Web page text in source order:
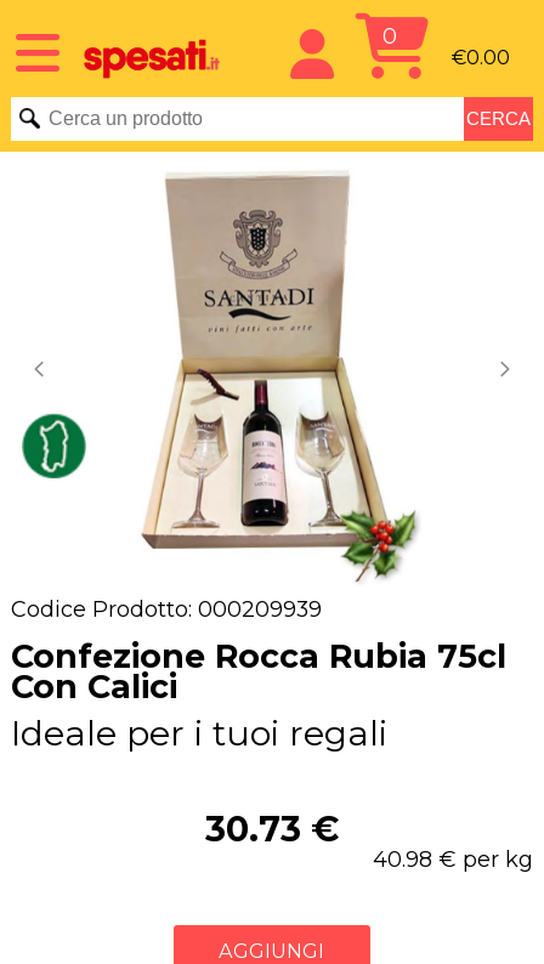
0
€0.00
Codice Prodotto: 000209939
Confezione Rocca Rubia 75cl
Con Calici
Ideale per i tuoi regali
30.73 €
40.98 € per kg
AGGIUNGI